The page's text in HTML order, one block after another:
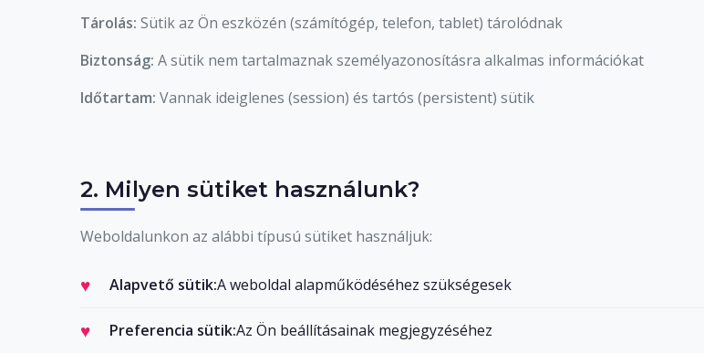
Tárolás: Sütik az Ön eszközén (számítógép, telefon, tablet) tárolódnak
Biztonság: A sütik nem tartalmaznak személyazonosításra alkalmas információkat
Időtartam: Vannak ideiglenes (session) és tartós (persistent) sütik
2. Milyen sütiket használunk?
Weboldalunkon az alábbi típusú sütiket használjuk:
Alapvető sütik:A weboldal alapműködéséhez szükségesek
Preferencia sütik:Az Ön beállításainak megjegyzéséhez